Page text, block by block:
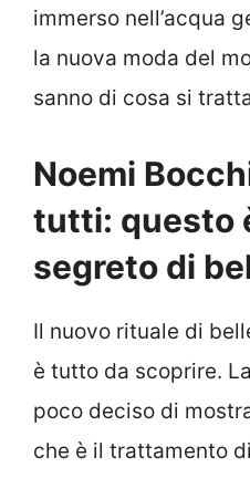
immerso nell’acqua
la nuova moda del
sanno di cosa si
Noemi
tutti: questo
segreto di
Il nuovo rituale di
è tutto da scoprire.
poco deciso di
che è il trattamento